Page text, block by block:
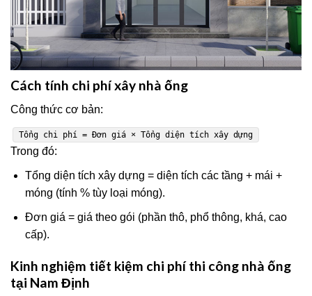
Cách tính chi phí xây nhà ống
Công thức cơ bản:
Tổng chi phí= Đơn giá ×Tổng diện tích xây dựng
Trong đó:
Tổng diện tích xây dựng = diện tích các tầng + mái +
móng (tính % tùy loại móng).
Đơn giá = giá theo gói (phần thô, phổ thông, khá, cao
cấp).
Kinh nghiệm tiết kiệm chi phí thi công nhà ống
tại Nam Định